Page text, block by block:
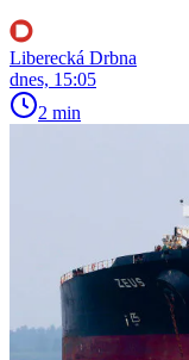
Liberecká Drbna
dnes, 15:05
2 min